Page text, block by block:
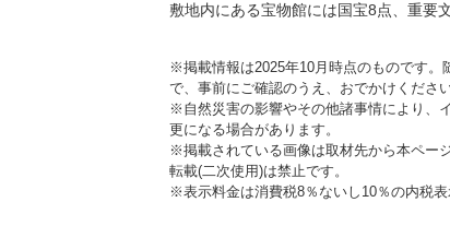
敷地内にある宝物館には国宝8点、重要
※掲載情報は2025年10月時点のものです。
で、事前にご確認のうえ、おでかけください
※自然災害の影響やその他諸事情により、
更になる場合があります。
※掲載されている画像は取材先から本ペー
転載(二次使用)は禁止です。
※表示料金は消費税8％ないし10％の内税表